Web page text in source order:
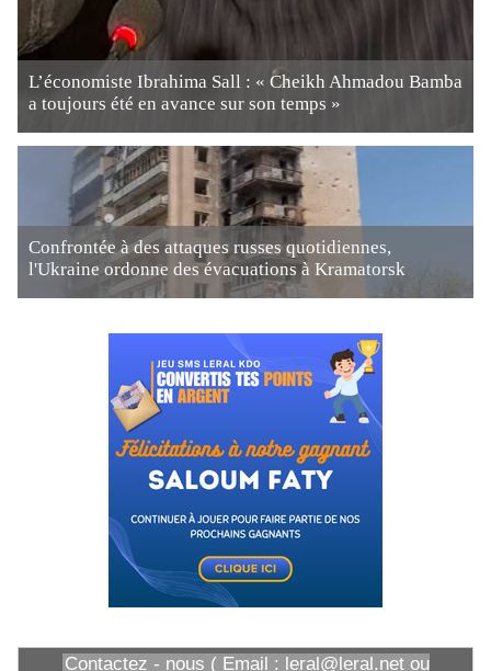
L’économiste Ibrahima Sall : « Cheikh Ahmadou Bamba
a toujours été en avance sur son temps »
Confrontée à des attaques russes quotidiennes,
l'Ukraine ordonne des évacuations à Kramatorsk
Contactez - nous ( Email : leral@leral.net ou